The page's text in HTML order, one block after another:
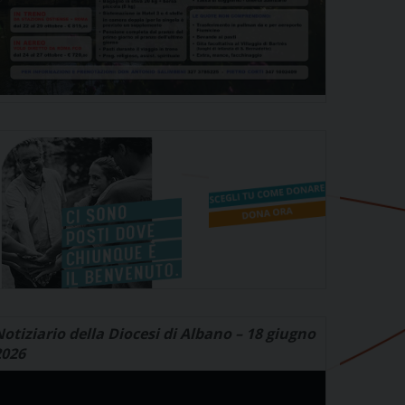
della Diocesi di Albano – 18 giugno